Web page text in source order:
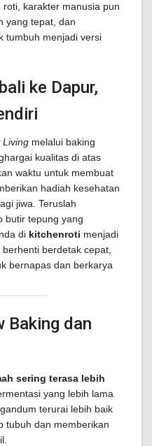
karakter manusia pun
yang tepat, dan
tumbuh menjadi versi
ke Dapur,
Living melalui baking
kualitas di atas
waktu untuk membuat
hadiah kesehatan
jiwa. Teruslah
butir tepung yang
di kitchenroti menjadi
berdetak cepat,
bernapas dan berkarya
Baking dan
sering terasa lebih
yang lebih lama
terurai lebih baik
tubuh dan memberikan